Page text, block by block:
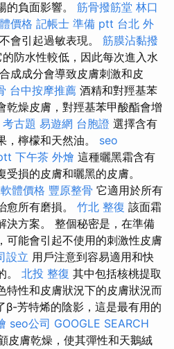
的負面影響。 筋骨撥筋堂 林口
價格 記帳士 準備 ptt 台北 外
會引起過敏表現。 筋膜沾黏撥
防水性較低，因此每次進入水
成成分會導致皮膚刺激和皮
台中按摩推薦 酒精和對羥基苯
乾燥皮膚，對羥基苯甲酸酯會增
古題 易遊網 台胞證 選擇含有
，檸檬和天然油。 seo
下午茶 外燴 這種曬黑霜含有
損的皮膚和曬黑的皮膚。
體價格 豐原整骨 它適用於所有
愈所有磨損。 竹北 整復 該面霜
決方案。 整個秘密是，在準備
可能會引起不使用的刺激性皮膚
設立 用戶注意到容易適用和快
。 北投 整復 其中包括核桃提取
特性和皮膚狀況下的皮膚狀況而
β-芳特烯的陰影，這是最有用的
seo公司 GOOGLE SEARCH
皮膚乾燥，使其彈性和天鵝絨